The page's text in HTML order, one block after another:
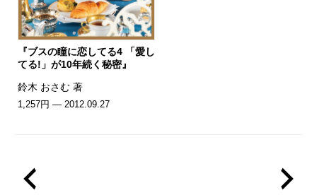
『ブスの瞳に恋してる4 「愛し
てる!」が10年続く秘密』
鈴木 おさむ 著
1,257円 — 2012.09.27